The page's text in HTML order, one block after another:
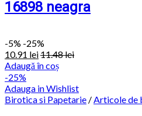
16898 neagra
-5% -25%
10.91 lei11.48lei
Adaugă în coș
-25%
Adauga in Wishlist
Birotica si Papetarie /Articole de